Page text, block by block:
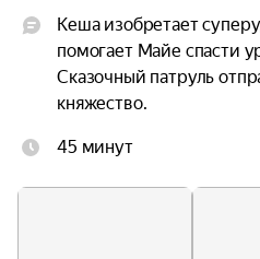
Кеша изобретает
помогает Майе спасти
Сказочный патруль
княжество.
45 минут